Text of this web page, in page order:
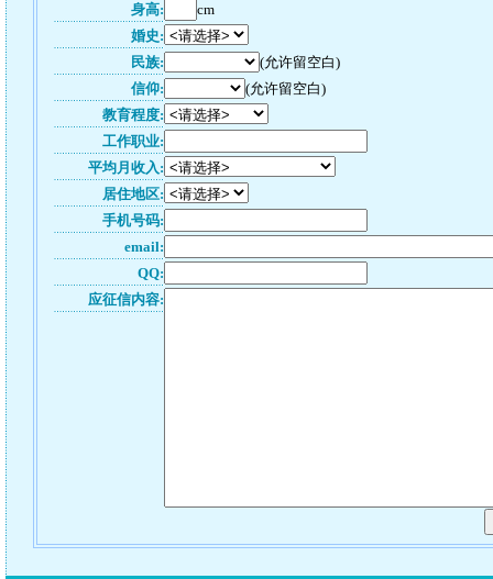
身高:
cm
婚史:
民族:
(允许留空白)
信仰:
(允许留空白)
教育程度:
工作职业:
平均月收入:
居住地区:
手机号码:
email:
QQ:
应征信内容: